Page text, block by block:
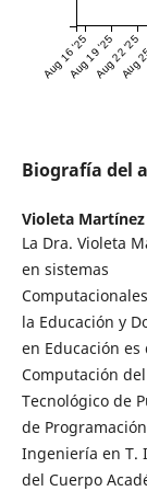
Aug 16 '25
Aug 19 '25Aug 22 '25
Aug
Biografía del
Violeta Martínez
La Dra. Violeta
en sistemas
la Educación y
en Educación
Computación
Tecnológico de
de
Ingeniería en T.
del Cuerpo